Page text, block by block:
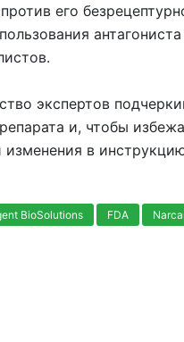
его
экспертов
и, чтобы
изменения в
BioSolutions FDA